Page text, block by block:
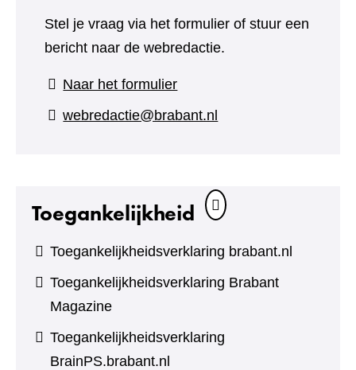
Stel je vraag via het formulier of stuur een
bericht naar de webredactie.
Naar het formulier(verwijst
naar
webredactie@brabant.nl
Toegankelijkheid
Toegankelijkheidsverklaring brabant.nl
Toegankelijkheidsverklaring Brabant
Magazine
Toegankelijkheidsverklaring
BrainPS.brabant.nl